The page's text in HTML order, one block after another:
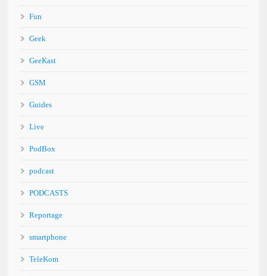
Fun
Geek
GeeKast
GSM
Guides
Live
PodBox
podcast
PODCASTS
Reportage
smartphone
TeleKom